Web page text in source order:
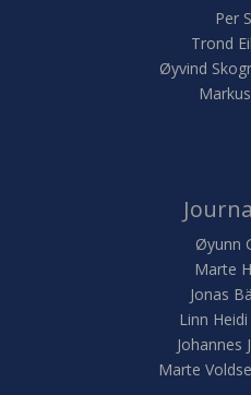
Per
Trond
Øyvind
Øyunn
Marte
Jonas
Linn
Johannes
Marte